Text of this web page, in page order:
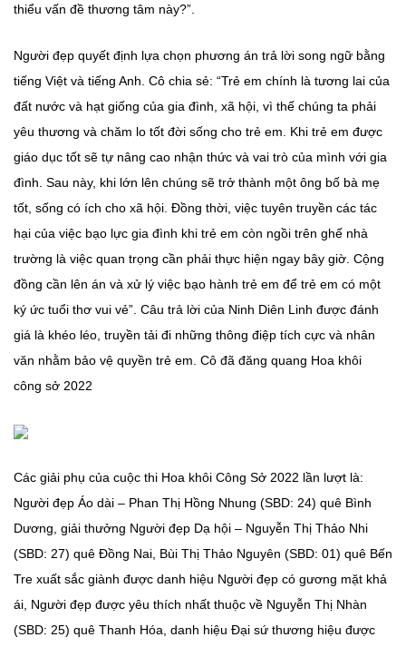
thiểu vấn đề thương tâm này?”.
Người đẹp quyết định lựa chọn phương án trả lời song ngữ bằng
tiếng Việt và tiếng Anh. Cô chia sẻ: “Trẻ em chính là tương lai của
đất nước và hạt giống của gia đình, xã hội, vì thế chúng ta phải
yêu thương và chăm lo tốt đời sống cho trẻ em. Khi trẻ em được
giáo dục tốt sẽ tự nâng cao nhận thức và vai trò của mình với gia
đình. Sau này, khi lớn lên chúng sẽ trở thành một ông bố bà mẹ
tốt, sống có ích cho xã hội. Đồng thời, việc tuyên truyền các tác
hại của việc bạo lực gia đình khi trẻ em còn ngồi trên ghế nhà
trường là việc quan trọng cần phải thực hiện ngay bây giờ. Cộng
đồng cần lên án và xử lý việc bạo hành trẻ em để trẻ em có một
ký ức tuổi thơ vui vẻ”. Câu trả lời của Ninh Diên Linh được đánh
giá là khéo léo, truyền tải đi những thông điệp tích cực và nhân
văn nhằm bảo vệ quyền trẻ em. Cô đã đăng quang Hoa khôi
công sở 2022
Các giải phụ của cuộc thi Hoa khôi Công Sở 2022 lần lượt là:
Người đẹp Áo dài – Phan Thị Hồng Nhung (SBD: 24) quê Bình
Dương, giải thưởng Người đẹp Dạ hội – Nguyễn Thị Thảo Nhi
(SBD: 27) quê Đồng Nai, Bùi Thị Thảo Nguyên (SBD: 01) quê Bến
Tre xuất sắc giành được danh hiệu Người đẹp có gương mặt khả
ái, Người đẹp được yêu thích nhất thuộc về Nguyễn Thị Nhàn
(SBD: 25) quê Thanh Hóa, danh hiệu Đại sứ thương hiệu được